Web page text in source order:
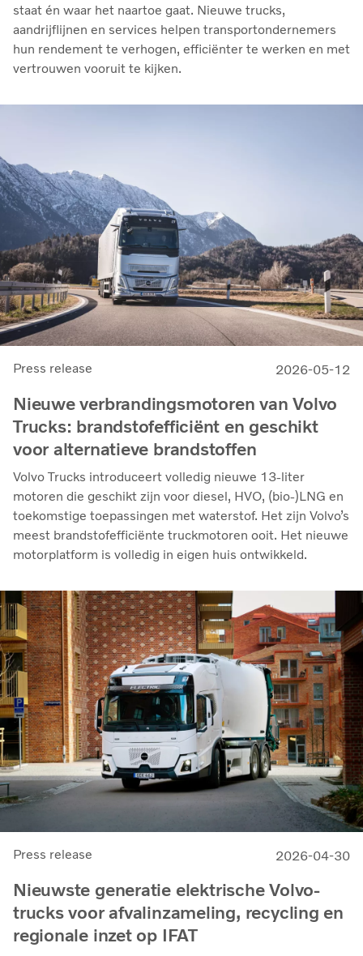
staat én waar het naartoe gaat. Nieuwe trucks,
aandrijflijnen en services helpen transportondernemers
hun rendement te verhogen, efficiënter te werken en met
vertrouwen vooruit te kijken.
Press release 2026-05-12
Nieuwe verbrandingsmotoren van Volvo
Trucks: brandstofefficiënt en geschikt
voor alternatieve brandstoffen
Volvo Trucks introduceert volledig nieuwe 13-liter
motoren die geschikt zijn voor diesel, HVO, (bio-)LNG en
toekomstige toepassingen met waterstof. Het zijn Volvo’s
meest brandstofefficiënte truckmotoren ooit. Het nieuwe
motorplatform is volledig in eigen huis ontwikkeld.
Press release 2026-04-30
Nieuwste generatie elektrische Volvo-
trucks voor afvalinzameling, recycling en
regionale inzet op IFAT